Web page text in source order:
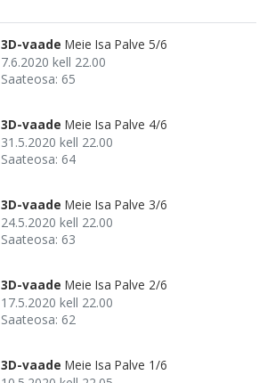
3D-vaade Meie Isa Palve 5/6
7.6.2020 kell 22.00
Saateosa: 65
3D-vaade Meie Isa Palve 4/6
31.5.2020 kell 22.00
Saateosa: 64
3D-vaade Meie Isa Palve 3/6
24.5.2020 kell 22.00
Saateosa: 63
3D-vaade Meie Isa Palve 2/6
17.5.2020 kell 22.00
Saateosa: 62
3D-vaade Meie Isa Palve 1/6